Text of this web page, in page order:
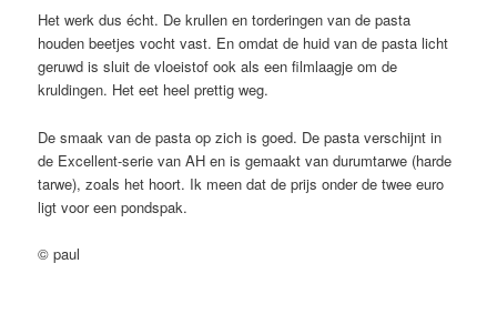
Het werk dus écht. De krullen en torderingen van de pasta
houden beetjes vocht vast. En omdat de huid van de pasta licht
geruwd is sluit de vloeistof ook als een filmlaagje om de
kruldingen. Het eet heel prettig weg.
De smaak van de pasta op zich is goed. De pasta verschijnt in
de Excellent-serie van AH en is gemaakt van durumtarwe (harde
tarwe), zoals het hoort. Ik meen dat de prijs onder de twee euro
ligt voor een pondspak.
© paul